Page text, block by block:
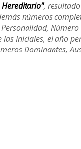
Hereditario",
números
las Iniciales, el año
Dominantes,